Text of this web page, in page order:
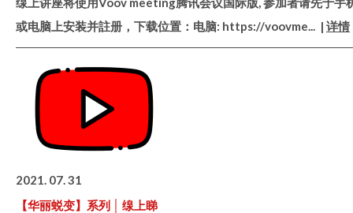
或电脑上安装并註册，下载位置：电脑: https://voovme... | 详情
2021. 07. 31
【华丽蜕变】系列 │ 缐上睇